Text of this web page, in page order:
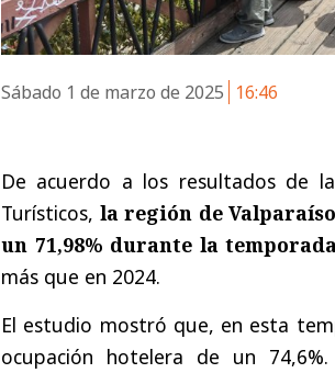
Sábado 1 de marzo de 2025 16:46
De acuerdo a los resultados de
Turísticos, la región de
un 71,98% durante la
más que en 2024.
El estudio mostró que, en esta
ocupación hotelera de un